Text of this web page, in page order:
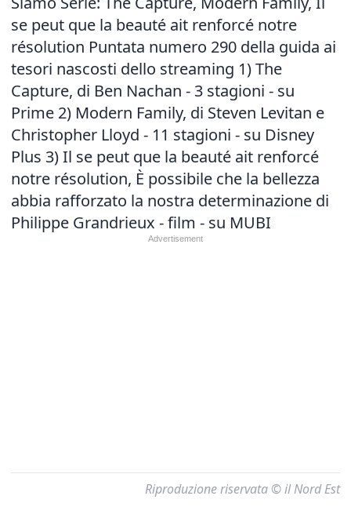
se peut que la beauté ait renforcé notre
résolution Puntata numero 290 della guida ai
tesori nascosti dello streaming 1) The
Capture, di Ben Nachan - 3 stagioni - su
Prime 2) Modern Family, di Steven Levitan e
Christopher Lloyd - 11 stagioni - su Disney
Plus 3) Il se peut que la beauté ait renforcé
notre résolution, È possibile che la bellezza
abbia rafforzato la nostra determinazione di
Philippe Grandrieux - film - su MUBI
Riproduzione riservata © il Nord Est